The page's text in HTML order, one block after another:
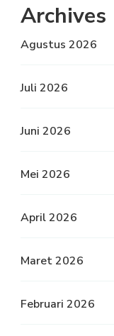
Archives
Agustus 2026
Juli 2026
Juni 2026
Mei 2026
April 2026
Maret 2026
Februari 2026